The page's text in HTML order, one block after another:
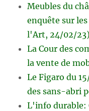
Meubles du
enquête sur
l'Art, 24/02/23)
La Cour des
la vente de
Le Figaro du
des sans-abri
L'info durable: